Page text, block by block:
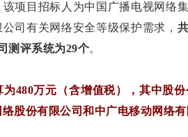
目招标人为中国广播电视网络
司有关网络安全等级保护需求，
测评系统为29个。
为480万元（含增值税），其中股
股份有限公司和中广电移动网络有